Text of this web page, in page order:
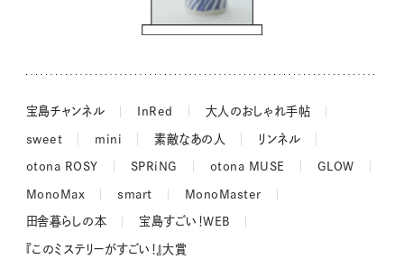
吉田羊さんの着物と12のアソビゴコロ
長谷川あかりさんの今週もお疲れ様つまみ
宝島チャンネル InRed 大人のおしゃれ手帖
sweet mini 素敵なあの人 リンネル
otona ROSY SPRiNG otona MUSE GLOW
MonoMax smart MonoMaster
田舎暮らしの本 宝島すごい！WEB
『このミステリーがすごい！』大賞